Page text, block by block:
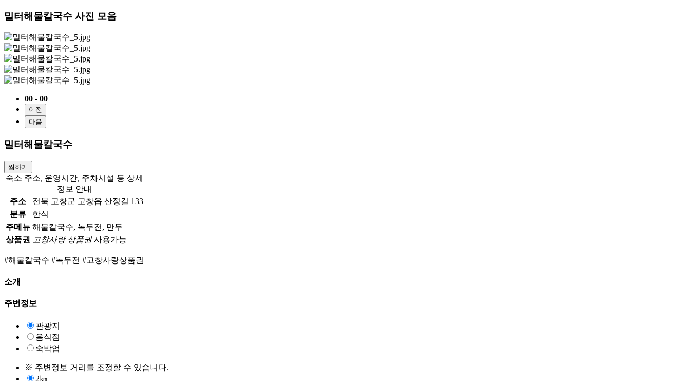
밀터해물칼국수 사진 모음
00 - 00
이전
다음
밀터해물칼국수
찜하기
숙소 주소, 운영시간, 주차시설 등 상세
정보 안내
주소
전북 고창군 고창읍 산정길 133
분류
한식
주메뉴 해물칼국수, 녹두전, 만두
상품권
고창사랑 상품권사용가능
#해물칼국수 #녹두전 #고창사랑상품권
소개
주변정보
관광지
음식점
숙박업
※ 주변정보 거리를 조정할 수 있습니다.
2㎞